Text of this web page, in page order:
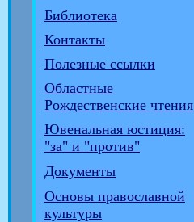
Библиотека
Контакты
Полезные ссылки
Областные
Рождественские чтения
Ювенальная юстиция:
"за" и "против"
Документы
Основы православной
культуры